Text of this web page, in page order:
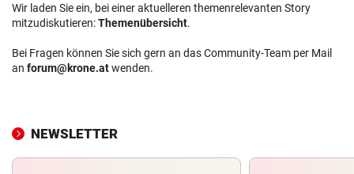
Wir laden Sie ein, bei einer aktuelleren themenrelevanten Story
mitzudiskutieren:Themenübersicht.
Bei Fragen können Sie sich gern an das Community-Team per Mail
an forum@krone.atwenden.
NEWSLETTER